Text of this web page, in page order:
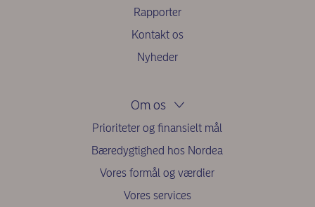
Rapporter
Kontakt os
Nyheder
Om os
Prioriteter og finansielt mål
Bæredygtighed hos Nordea
Vores formål og værdier
Vores services